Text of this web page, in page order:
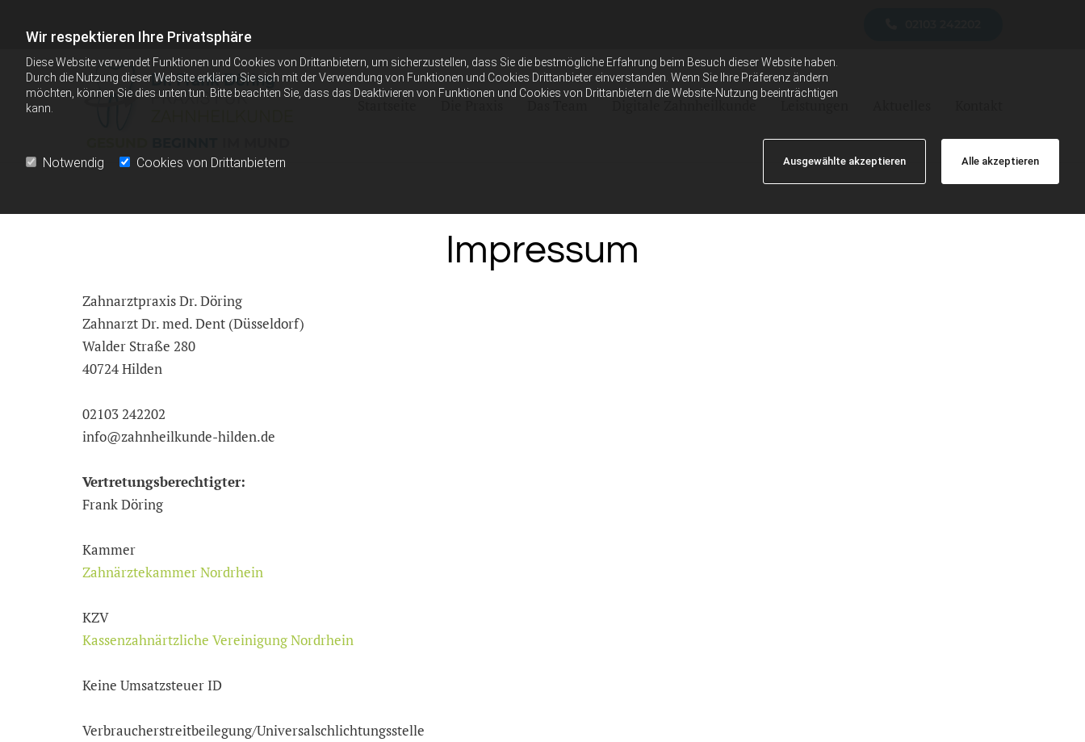
Wir respektieren Ihre Privatsphäre
Diese Website verwendet Funktionen und Cookies von Drittanbietern, um sicherzustellen, dass Sie die bestmögliche Erfahrung beim Besuch dieser Website haben.
Durch die Nutzung dieser Website erklären Sie sich mit der Verwendung von Funktionen und Cookies Drittanbieter einverstanden. Wenn Sie Ihre Präferenz ändern
möchten, können Sie dies unten tun. Bitte beachten Sie, dass das Deaktivieren von Funktionen und Cookies von Drittanbietern die Website-Nutzung beeinträchtigen
kann.
Notwendig Cookies von Drittanbietern Ausgewählte akzeptieren Alle akzeptieren
Digitale Zahnheilkunde Leistungen
Impressum
Zahnarztpraxis Dr. Döring
Zahnarzt Dr. med. Dent (Düsseldorf)
Walder Straße 280
40724 Hilden
02103 242202
info@zahnheilkunde-hilden.de
Vertretungsberechtigter:
Frank Döring
Kammer
Zahnärztekammer Nordrhein
KZV
Kassenzahnärtzliche Vereinigung Nordrhein
Keine Umsatzsteuer ID
Verbraucherstreitbeilegung/Universalschlichtungsstelle